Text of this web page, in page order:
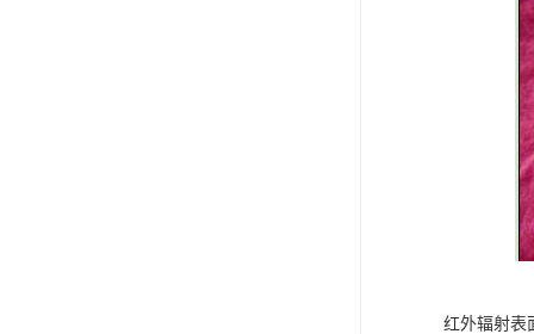
红外辐射表